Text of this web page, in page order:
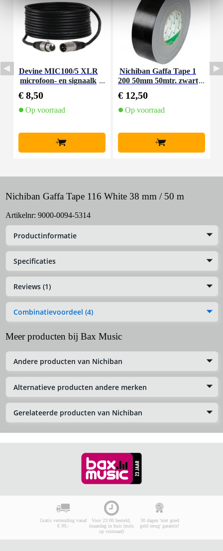
Devine MIC100/5 XLR
microfoon- en signaalk
€ 8,50
Op voorraad
+
Nichiban Gaffa Tape 1
200 50mm 50mtr. zwart
€ 12,50
Op voorraad
+
Nichiban Gaffa Tape 116 White 38 mm / 50 m
Artikelnr: 9000-0094-5314
Productinformatie
Specificaties
Reviews (1)
Combinatievoordeel (4)
Meer producten bij Bax Music
Andere producten van Nichiban
Alternatieve producten andere merken
Gerelateerde producten van Nichiban
Gratis verzending vanaf
€ 99,-
Voor 23:00 besteld,
maandag in huis (mits
op voorraad)
30 dagen 'niet goed
geld terug' garantie!